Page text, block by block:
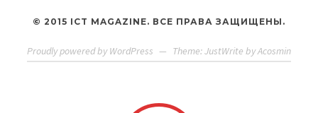
© 2015 ICT MAGAZINE. ВСЕ ПРАВА ЗАЩИЩЕНЫ.
Proudly powered by WordPress — Theme: JustWrite byAcosmin